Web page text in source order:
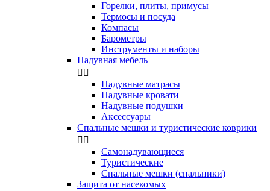
Горелки, плиты, примусы
Термосы и посуда
Компасы
Бapoмeтpы
Инструменты и наборы
Надувная мебель
 
Надувные матрасы
Надувные кровати
Надувные подушки
Аксессуары
Спальные мешки и туристические коврики
 
Самонадувающиеся
Туристические
Спальные мешки (спальники)
Защита от насекомых